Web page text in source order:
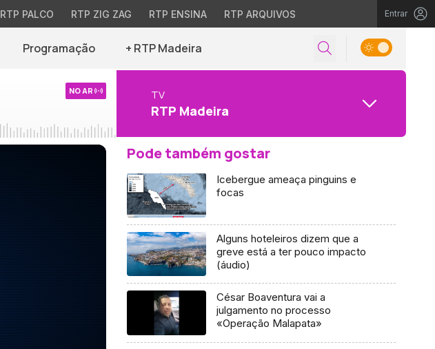
RTP PALCO RTP ZIG ZAG RTP ENSINA RTP ARQUIVOS Entrar
Programação + RTP Madeira
NO AR TV
RTP Madeira
Pode também gostar
Icebergue ameaça pinguins e
focas
Alguns hoteleiros dizem que a
greve está a ter pouco impacto
(áudio)
César Boaventura vai a
julgamento no processo
«Operação Malapata»